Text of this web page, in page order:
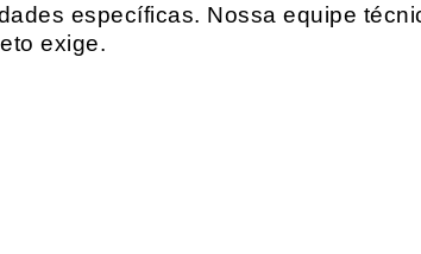
específicas. Nossa equipe
exige.